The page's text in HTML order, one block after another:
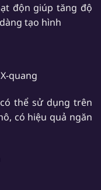
độn giúp tăng độ
tạo hình
quang
thể sử dụng trên
có hiệu quả ngăn